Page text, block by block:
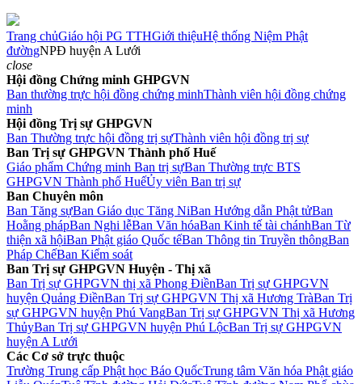
Trang chủGiáo hội PG TTHGiới thiệuHệ thống Niệm Phật
đườngNPĐ huyện A Lưới
close
Hội đồng Chứng minh GHPGVN
Ban thường trực hội đồng chứng minhThành viên hội đồng chứng
minh
Hội đồng Trị sự GHPGVN
Ban Thường trực hội đồng trị sựThành viên hội đồng trị sự
Ban Trị sự GHPGVN Thành phố Huế
Giáo phẩm Chứng minh Ban trị sựBan Thường trực BTS
GHPGVN Thành phố HuếỦy viên Ban trị sự
Ban Chuyên môn
Ban Tăng sựBan Giáo dục Tăng NiBan Hướng dẫn Phật tửBan
Hoằng phápBan Nghi lễBan Văn hóaBan Kinh tế tài chánhBan Từ
thiện xã hộiBan Phật giáo Quốc tếBan Thông tin Truyền thôngBan
Pháp ChếBan Kiểm soát
Ban Trị sự GHPGVN Huyện - Thị xã
Ban Trị sự GHPGVN thị xã Phong ĐiềnBan Trị sự GHPGVN
huyện Quảng ĐiềnBan Trị sự GHPGVN Thị xã Hương TràBan Trị
sự GHPGVN huyện Phú VangBan Trị sự GHPGVN Thị xã Hương
ThủyBan Trị sự GHPGVN huyện Phú LộcBan Trị sự GHPGVN
huyện A Lưới
Các Cơ sở trực thuộc
Trường Trung cấp Phật học Báo QuốcTrung tâm Văn hóa Phật giáo